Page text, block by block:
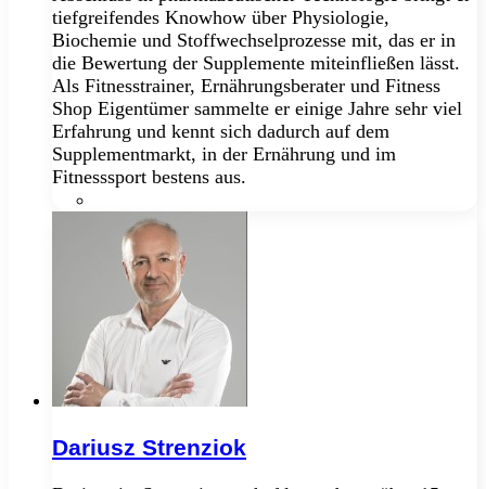
tiefgreifendes Knowhow über Physiologie,
Biochemie und Stoffwechselprozesse mit, das er in
die Bewertung der Supplemente miteinfließen lässt.
Als Fitnesstrainer, Ernährungsberater und Fitness
Shop Eigentümer sammelte er einige Jahre sehr viel
Erfahrung und kennt sich dadurch auf dem
Supplementmarkt, in der Ernährung und im
Fitnesssport bestens aus.
Dariusz Strenziok